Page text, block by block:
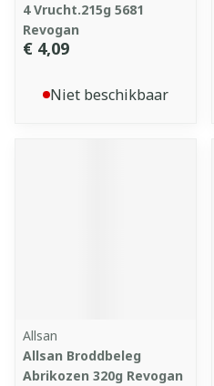
4 Vrucht.215g 5681
Revogan
€ 4,09
Niet beschikbaar
Allsan
Allsan Broddbeleg
Abrikozen 320g Revogan